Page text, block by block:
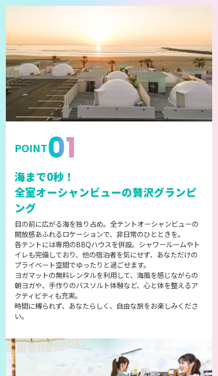
POINT01
海まで0秒！
全室オーシャンビューの贅沢グランピ
ング
目の前に広がる海を独り占め。全テントオーシャンビューの
開放感あふれるロケーションで、非日常のひとときを。
各テントには専用のBBQハウスを併設。シャワールームやト
イレも完備しており、他の宿泊者を気にせず、あなただけの
プライベート空間でゆったりと過ごせます。
ヨガマットの無料レンタルを利用して、海風を感じながらの
朝ヨガや、手作りのバスソルト体験など、心と体を整えるア
クティビティも充実。
時間に縛られず、あなたらしく、自由な旅をお楽しみくださ
い。